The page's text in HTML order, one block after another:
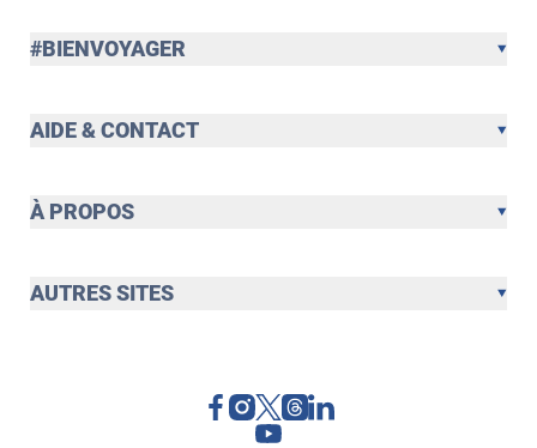
#BIENVOYAGER
AIDE & CONTACT
À PROPOS
AUTRES SITES